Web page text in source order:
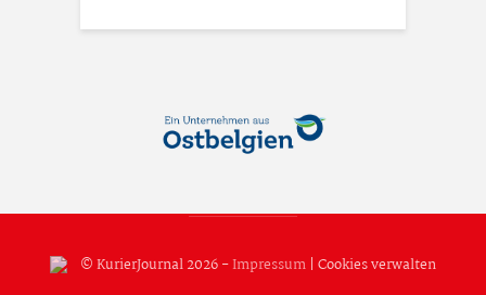
© KurierJournal 2026 -Impressum | Cookies verwalten